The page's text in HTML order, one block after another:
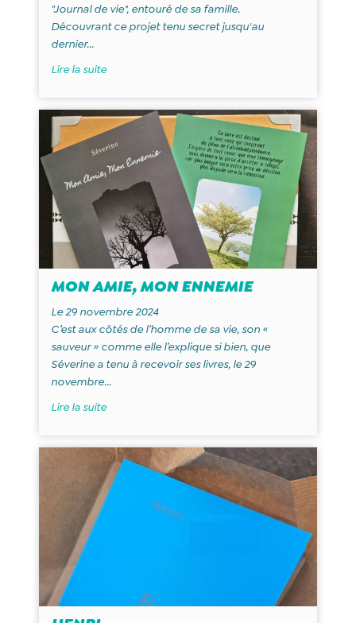
"Journal de vie", entouré de sa famille.
Découvrant ce projet tenu secret jusqu'au
dernier...
Lire la suite
MON AMIE, MON ENNEMIE
Le 29 novembre 2024
C’est aux côtés de l’homme de sa vie, son «
sauveur » comme elle l’explique si bien, que
Séverine a tenu à recevoir ses livres, le 29
novembre...
Lire la suite